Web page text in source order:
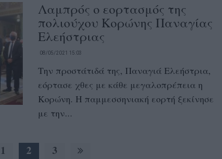
Λαμπρός ο εορτασμός της
πολιούχου Κορώνης Παναγίας
Ελεήστριας
08/05/2021 15:03
Την προστάτιδά της, Παναγιά Ελεήστρια,
εόρτασε χθες με κάθε μεγαλοπρέπεια η
Κορώνη. Η παμμεσσηνιακή εορτή ξεκίνησε
με την...
1 2 3